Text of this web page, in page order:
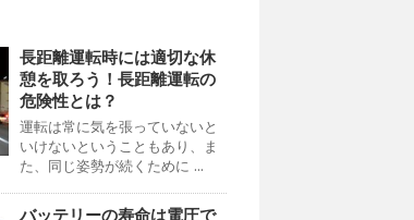
長距離運転時には適切な休
憩を取ろう！長距離運転の
危険性とは？
運転は常に気を張っていないと
いけないということもあり、ま
た、同じ姿勢が続くために ...
バッテリーの寿命は電圧で